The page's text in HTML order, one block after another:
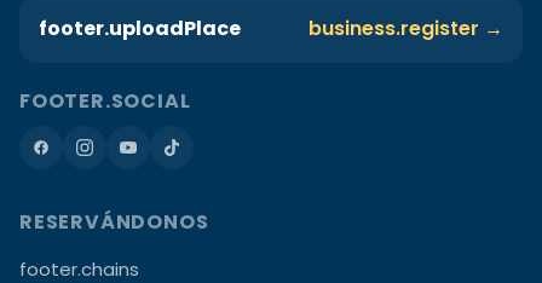
footer.uploadPlace business.register →
FOOTER.SOCIAL
RESERVÁNDONOS
footer.chains